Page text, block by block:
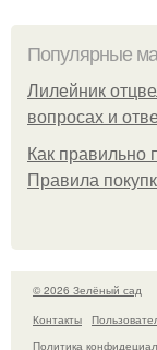
Популярные
Лилейник
вопросах и
Как правильно
Правила
© 2026 Зелёный сад
Контакты
Политика